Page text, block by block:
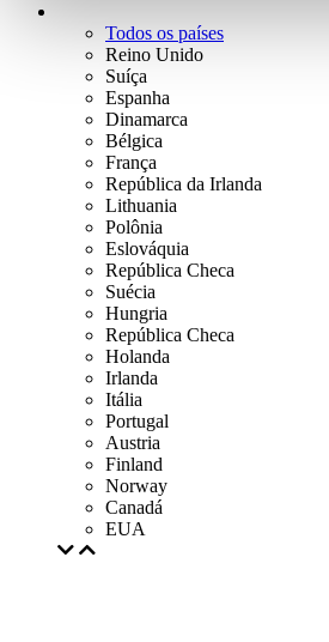
Todos os países
Reino Unido
Suíça
Espanha
Dinamarca
Bélgica
França
República da Irlanda
Lithuania
Polônia
Eslováquia
República Checa
Suécia
Hungria
República Checa
Holanda
Irlanda
Itália
Portugal
Austria
Finland
Norway
Canadá
EUA